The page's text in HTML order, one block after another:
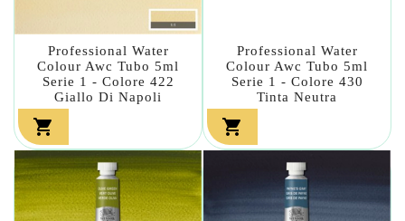
Professional Water
Colour Awc Tubo 5ml
Serie 1 - Colore 422
Giallo Di Napoli

Professional Water
Colour Awc Tubo 5ml
Serie 1 - Colore 430
Tinta Neutra
